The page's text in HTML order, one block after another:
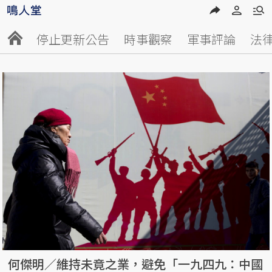
停止更新公告 時事觀察 軍事評論 法
何傑明／維持未竟之業，避免「一九四九：中國